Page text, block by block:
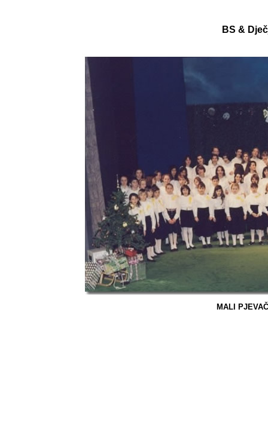
BS &
MALI